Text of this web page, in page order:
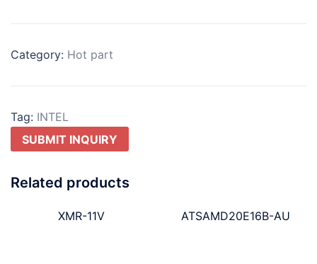
Category: Hot part
Tag: INTEL
SUBMIT INQUIRY
Related products
XMR-11V ATSAMD20E16B-AU